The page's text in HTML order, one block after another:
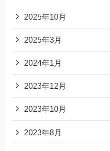
2025年10月
2025年3月
2024年1月
2023年12月
2023年10月
2023年8月